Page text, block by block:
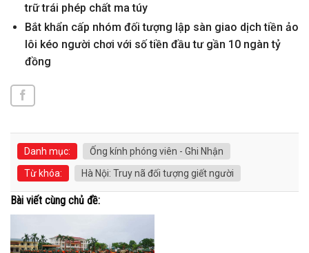
trữ trái phép chất ma túy
Bắt khẩn cấp nhóm đối tượng lập sàn giao dịch tiền ảo
lôi kéo người chơi với số tiền đầu tư gần 10 ngàn tỷ
đồng
Danh mục:
Ống kính phóng viên - Ghi Nhận
Từ khóa:
Hà Nội: Truy nã đối tượng giết người
Bài viết cùng chủ đề: